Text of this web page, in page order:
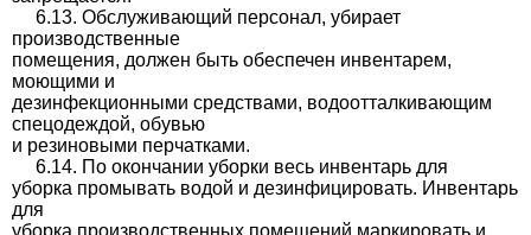
6.13. Обслуживающий персонал, убирает
производственные
помещения, должен быть обеспечен инвентарем,
моющими и
дезинфекционными средствами, водоотталкивающим
спецодеждой, обувью
и резиновыми перчатками.
6.14. По окончании уборки весь инвентарь для
уборка промывать водой и дезинфицировать. Инвентарь
для
уборка производственных помещений маркировать и